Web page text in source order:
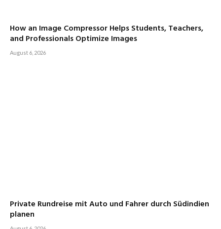
How an Image Compressor Helps Students, Teachers,
and Professionals Optimize Images
August 6, 2026
Private Rundreise mit Auto und Fahrer durch Südindien
planen